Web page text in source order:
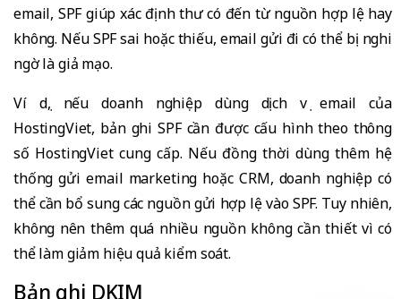
email, SPF giúp xác định thư có đến từ nguồn hợp lệ hay
không. Nếu SPF sai hoặc thiếu, email gửi đi có thể bị nghi
ngờ là giả mạo.
Ví dụ, nếu doanh nghiệp dùng dịch vụ email của
HostingViet, bản ghi SPF cần được cấu hình theo thông
số HostingViet cung cấp. Nếu đồng thời dùng thêm hệ
thống gửi email marketing hoặc CRM, doanh nghiệp có
thể cần bổ sung các nguồn gửi hợp lệ vào SPF. Tuy nhiên,
không nên thêm quá nhiều nguồn không cần thiết vì có
thể làm giảm hiệu quả kiểm soát.
Bản ghi DKIM